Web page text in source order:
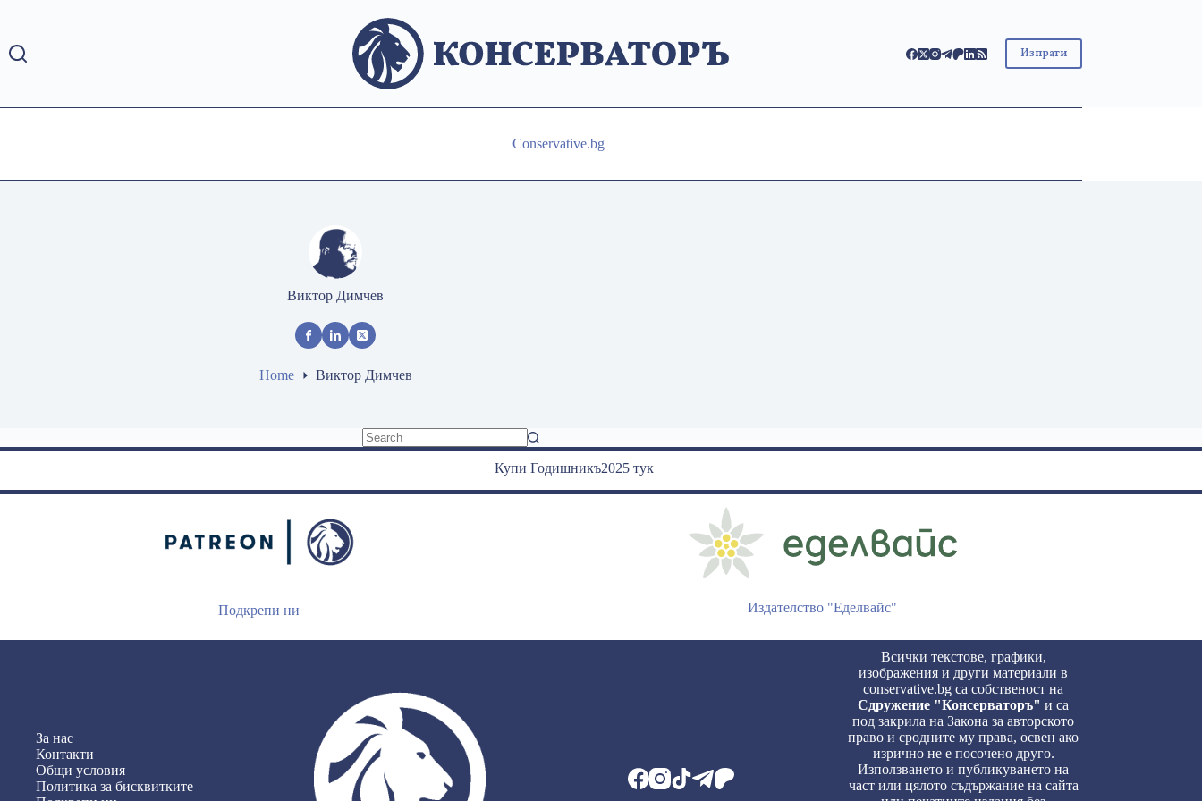
Изпрати
Conservative.bg
Виктор Димчев
Home Виктор Димчев
No
Купи Годишникъ2025 тук
Подкрепи ни Издателство "Еделвайс"
За нас
Контакти
Общи условия
Политика за бисквитките
Всички текстове, графики,
изображения и други материали в
conservative.bg са собственост на
Сдружение "Консерваторъ" и са
под закрила на Закона за авторското
право и сродните му права, освен ако
изрично не е посочено друго.
Използването и публикуването на
част или цялото съдържание на сайта